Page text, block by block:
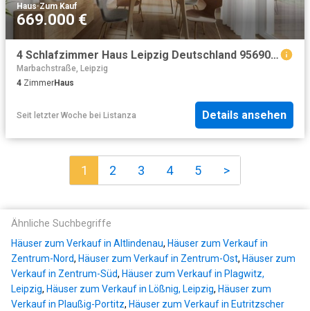
Haus·Zum Kauf
669.000 €
4 Schlafzimmer Haus Leipzig Deutschland 95690523
Marbachstraße, Leipzig
4 ZimmerHaus
Seit letzter Woche bei Listanza Details ansehen
1 2 3 4 5 >
Ähnliche Suchbegriffe
Häuser zum Verkauf in Altlindenau, Häuser zum Verkauf in
Zentrum-Nord, Häuser zum Verkauf in Zentrum-Ost, Häuser zum
Verkauf in Zentrum-Süd, Häuser zum Verkauf in Plagwitz,
Leipzig, Häuser zum Verkauf in Lößnig, Leipzig, Häuser zum
Verkauf in Plaußig-Portitz, Häuser zum Verkauf in Eutritzscher